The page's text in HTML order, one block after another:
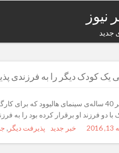
نیوز
جدید
یک کودک دیگر را به فرزندی
با دو فرزند او برقرار کرده بود را به
Author
Categories
خبر جدید Tags
پذیرفت دیگر ,